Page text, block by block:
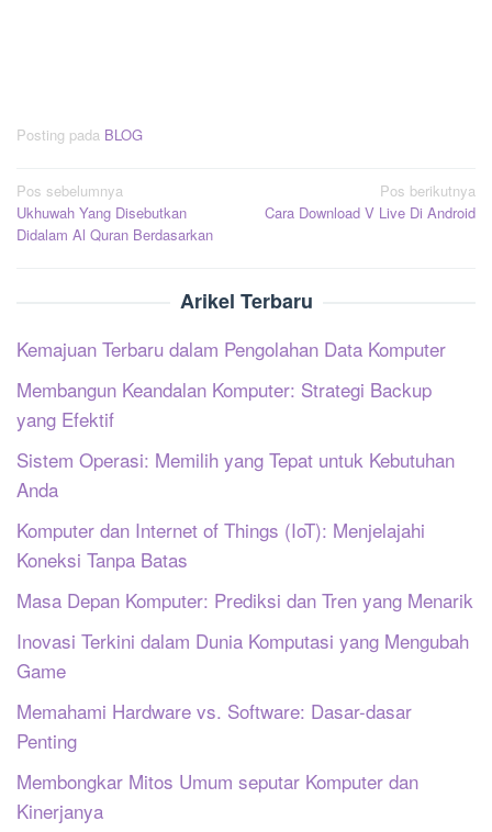
Posting pada BLOG
Navigasi
pos
Pos sebelumnya
Ukhuwah Yang Disebutkan
Didalam Al Quran Berdasarkan
Pos berikutnya
Cara Download V Live Di Android
Arikel Terbaru
Kemajuan Terbaru dalam Pengolahan Data Komputer
Membangun Keandalan Komputer: Strategi Backup
yang Efektif
Sistem Operasi: Memilih yang Tepat untuk Kebutuhan
Anda
Komputer dan Internet of Things (IoT): Menjelajahi
Koneksi Tanpa Batas
Masa Depan Komputer: Prediksi dan Tren yang Menarik
Inovasi Terkini dalam Dunia Komputasi yang Mengubah
Game
Memahami Hardware vs. Software: Dasar-dasar
Penting
Membongkar Mitos Umum seputar Komputer dan
Kinerjanya